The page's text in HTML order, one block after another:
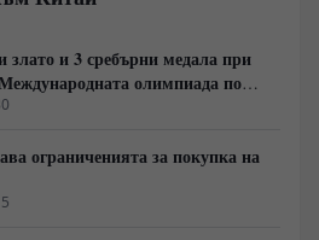
злато и 3 сребърни медала при
олимпиада по
ограниченията за покупка на